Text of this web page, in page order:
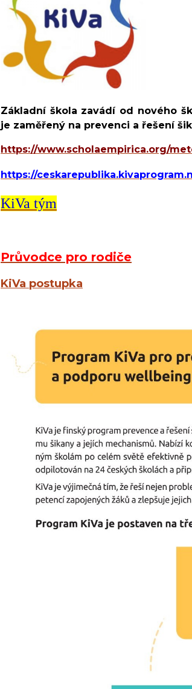
Základní škola zavádí od nového
je zaměřený na prevenci a řešení
https://www.scholaempirica.org/
https://
KiVa tým
Průvodce pro rodiče
KiVa postupka